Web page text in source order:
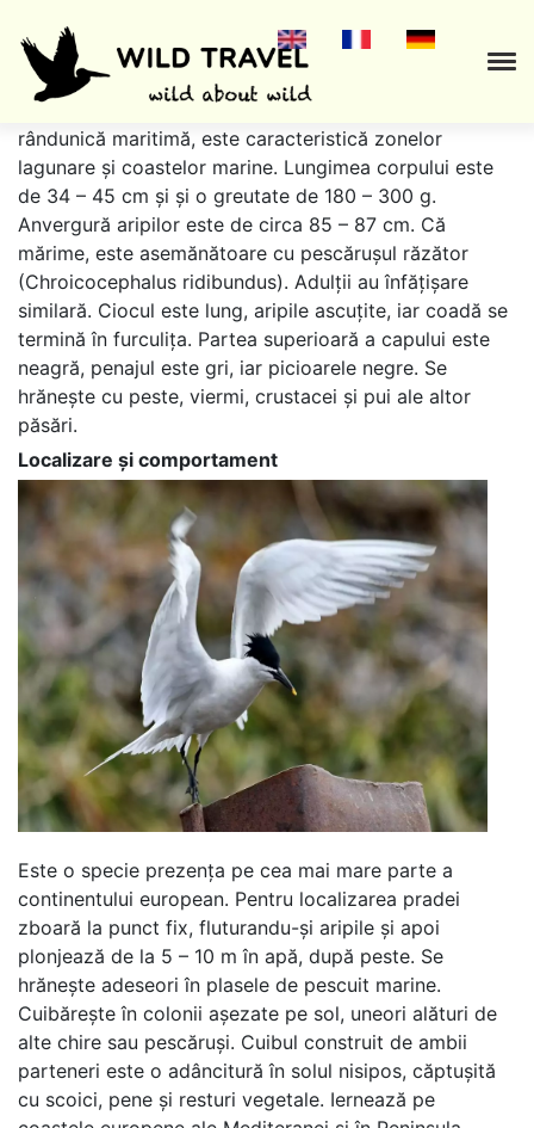
Chira de mare, cunoscută și sub denumirea de
rândunică maritimă, este caracteristică zonelor
lagunare și coastelor marine. Lungimea corpului este
de 34 – 45 cm și și o greutate de 180 – 300 g.
Anvergură aripilor este de circa 85 – 87 cm. Că
mărime, este asemănătoare cu pescărușul răzător
(Chroicocephalus ridibundus). Adulții au înfățișare
similară. Ciocul este lung, aripile ascuțite, iar coadă se
termină în furculița. Partea superioară a capului este
neagră, penajul este gri, iar picioarele negre. Se
hrănește cu peste, viermi, crustacei și pui ale altor
păsări.
Localizare și comportament
Este o specie prezența pe cea mai mare parte a
continentului european. Pentru localizarea pradei
zboară la punct fix, fluturandu-și aripile și apoi
plonjează de la 5 – 10 m în apă, după peste. Se
hrănește adeseori în plasele de pescuit marine.
Cuibărește în colonii așezate pe sol, uneori alături de
alte chire sau pescăruși. Cuibul construit de ambii
parteneri este o adâncitură în solul nisipos, căptușită
cu scoici, pene și resturi vegetale. Iernează pe